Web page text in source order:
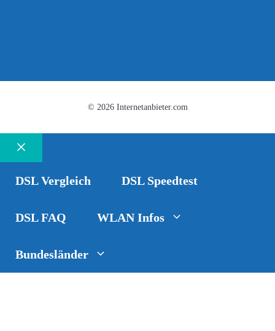
© 2026 Internetanbieter.com
Schließen
DSL Vergleich DSL Speedtest
DSL FAQ WLAN Infos
Bundesländer